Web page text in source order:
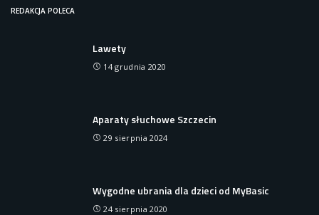
REDAKCJA POLECA
Lawety
14 grudnia 2020
Aparaty słuchowe Szczecin
29 sierpnia 2024
Wygodne ubrania dla dzieci od MyBasic
24 sierpnia 2020